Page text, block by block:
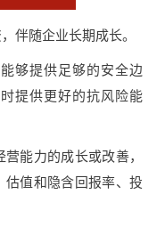
伴随企业长期成长。
够提供足够的安全边
提供更好的抗风险能
能力的成长或改善，
估值和隐含回报率、投